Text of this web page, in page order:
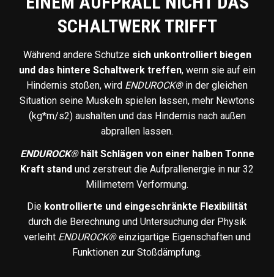
SCHALTWERK TRIFFT
Während andere Schutze sich unkontrolliert biegen
und das hintere Schaltwerk treffen, wenn sie auf ein
Hindernis stoßen, wird ENDUROCK®in der gleichen
Situation seine Muskeln spielen lassen, mehr Newtons
(kg*m/s2) aushalten und das Hindernis nach außen
abprallen lassen.
ENDUROCK®hält Schlägen von einer halben Tonne
Kraft stand und zerstreut die Aufprallenergie in nur 32
Millimetern Verformung.
Die kontrollierte und eingeschränkte Flexibilität
durch die Berechnung und Untersuchung der Physik
verleiht ENDUROCK®einzigartige Eigenschaften und
Funktionen zur Stoßdämpfung.